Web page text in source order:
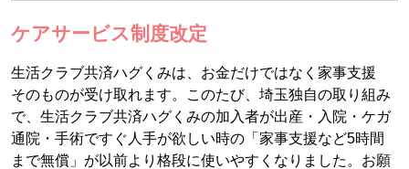
ケアサービス制度改定
生活クラブ共済ハグくみは、お金だけではなく家事支援
そのものが受け取れます。このたび、埼玉独自の取り組み
で、生活クラブ共済ハグくみの加入者が出産・入院・ケガ
通院・手術ですぐ人手が欲しい時の「家事支援など5時間
まで無償」が以前より格段に使いやすくなりました。お願